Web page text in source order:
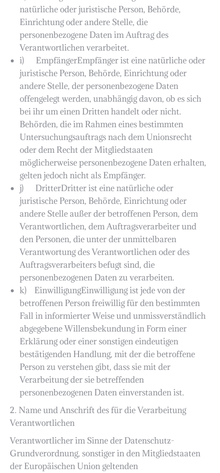
natürliche oder juristische Person, Behörde,
Einrichtung oder andere Stelle, die
personenbezogene Daten im Auftrag des
Verantwortlichen verarbeitet.
i) EmpfängerEmpfänger ist eine natürliche oder
juristische Person, Behörde, Einrichtung oder
andere Stelle, der personenbezogene Daten
offengelegt werden, unabhängig davon, ob es sich
bei ihr um einen Dritten handelt oder nicht.
Behörden, die im Rahmen eines bestimmten
Untersuchungsauftrags nach dem Unionsrecht
oder dem Recht der Mitgliedstaaten
möglicherweise personenbezogene Daten erhalten,
gelten jedoch nicht als Empfänger.
j) DritterDritter ist eine natürliche oder
juristische Person, Behörde, Einrichtung oder
andere Stelle außer der betroffenen Person, dem
Verantwortlichen, dem Auftragsverarbeiter und
den Personen, die unter der unmittelbaren
Verantwortung des Verantwortlichen oder des
Auftragsverarbeiters befugt sind, die
personenbezogenen Daten zu verarbeiten.
k) EinwilligungEinwilligung ist jede von der
betroffenen Person freiwillig für den bestimmten
Fall in informierter Weise und unmissverständlich
abgegebene Willensbekundung in Form einer
Erklärung oder einer sonstigen eindeutigen
bestätigenden Handlung, mit der die betroffene
Person zu verstehen gibt, dass sie mit der
Verarbeitung der sie betreffenden
personenbezogenen Daten einverstanden ist.
2. Name und Anschrift des für die Verarbeitung
Verantwortlichen
Verantwortlicher im Sinne der Datenschutz-
Grundverordnung, sonstiger in den Mitgliedstaaten
der Europäischen Union geltenden